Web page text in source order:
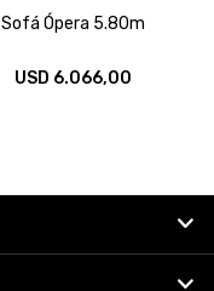
Sofá Ópera 5.80m
USD 6.066,00